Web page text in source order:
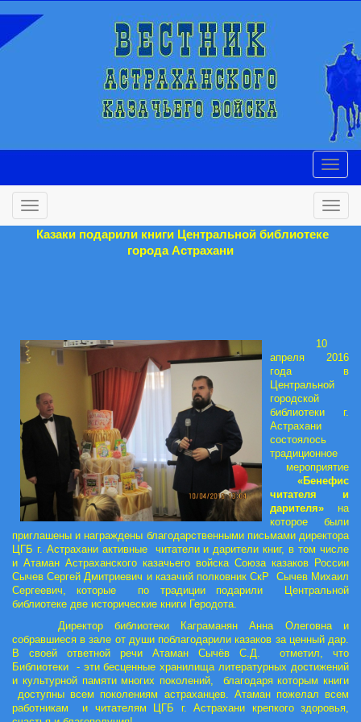
Казаки подарили книги Центральной библиотеке
города Астрахани
10
апреля 2016
года в
Центральной
городской
библиотеки г.
Астрахани
состоялось
традиционное
мероприятие
«Бенефис
читателя и
дарителя» на
которое были
приглашены и награждены благодарственными письмами директора
ЦГБ г. Астрахани активные читатели и дарители книг, в том числе
и Атаман Астраханского казачьего войска Союза казаков России
Сычев Сергей Дмитриевич и казачий полковник СкР Сычев Михаил
Сергеевич, которые по традиции подарили Центральной
библиотеке две исторические книги Геродота.
Директор библиотеки Каграманян Анна Олеговна и
собравшиеся в зале от души поблагодарили казаков за ценный дар.
В своей ответной речи Атаман Сычёв С.Д. отметил, что
Библиотеки - эти бесценные хранилища литературных достижений
и культурной памяти многих поколений, благодаря которым книги
доступны всем поколениям астраханцев. Атаман пожелал всем
работникам и читателям ЦГБ г. Астрахани крепкого здоровья,